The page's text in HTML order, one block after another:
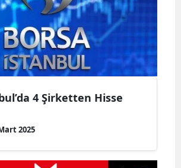
4 Şirketten Hisse
2025